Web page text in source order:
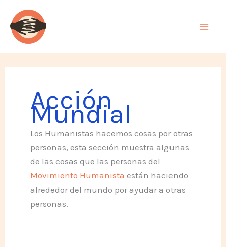
contenido
Acción
Mundial
Los Humanistas hacemos cosas por otras
personas, esta sección muestra algunas
de las cosas que las personas del
Movimiento Humanista están haciendo
alrededor del mundo por ayudar a otras
personas.